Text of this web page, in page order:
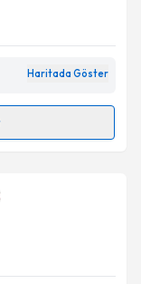
belirtilen
Haritada Göster
takvimi talebi
için bir